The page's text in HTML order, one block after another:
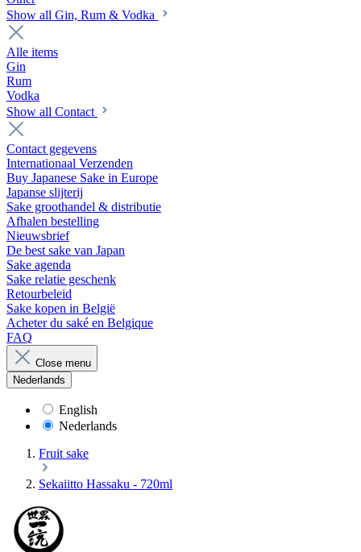
Show all Gin, Rum & Vodka
Alle items
Gin
Rum
Vodka
Show all Contact
Contact gegevens
Internationaal Verzenden
Buy Japanese Sake in Europe
Japanse slijterij
Sake groothandel & distributie
Afhalen bestelling
Nieuwsbrief
De best sake van Japan
Sake agenda
Sake relatie geschenk
Retourbeleid
Sake kopen in België
Acheter du saké en Belgique
FAQ
Close menu
Nederlands
English
Nederlands
Fruit sake
Sekaiitto Hassaku - 720ml